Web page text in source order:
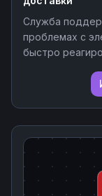
Служба
проблемах с
быстро